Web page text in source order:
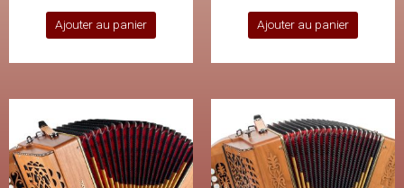
Ajouter au panier Ajouter au panier